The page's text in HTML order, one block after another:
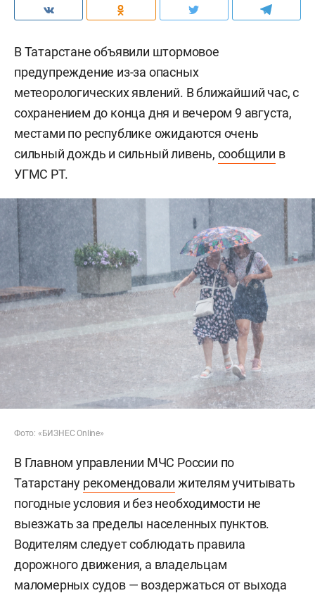
В Татарстане объявили штормовое
предупреждение из-за опасных
метеорологических явлений. В ближайший час, с
сохранением до конца дня и вечером 9 августа,
местами по республике ожидаются очень
сильный дождь и сильный ливень, сообщили в
УГМС РТ.
Фото: «БИЗНЕС Online»
В Главном управлении МЧС России по
Татарстану рекомендовали жителям учитывать
погодные условия и без необходимости не
выезжать за пределы населенных пунктов.
Водителям следует соблюдать правила
дорожного движения, а владельцам
маломерных судов — воздержаться от выхода